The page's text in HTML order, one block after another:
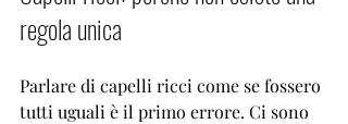
regola unica
Parlare di capelli ricci come se fossero
tutti uguali è il primo errore. Ci sono